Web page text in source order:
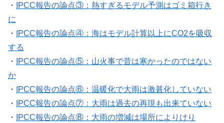
・
IPCC報告の論点③：熱すぎるモデル予測はゴミ箱行き
に
・
IPCC報告の論点④：海はモデル計算以上にCO2を吸収
する
・
IPCC報告の論点⑤：山火事で昔は寒かったのではない
か
・
IPCC報告の論点⑥：温暖化で大雨は激甚化していない
・
IPCC報告の論点⑦：大雨は過去の再現も出来ていない
・
IPCC報告の論点⑧：大雨の増減は場所によりけり